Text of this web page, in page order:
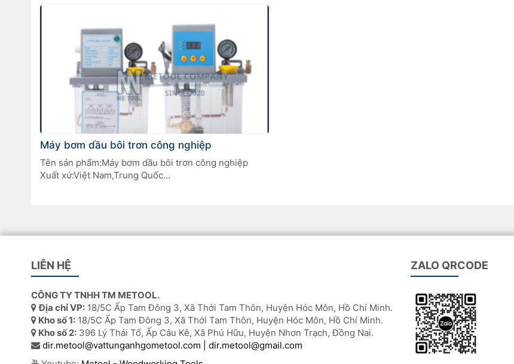
Máy bơm dầu bôi trơn công nghiệp
Tên sản phẩm:Máy bơm dầu bôi trơn công nghiệp
Xuất xứ:Việt Nam,Trung Quốc
LIÊN HỆ
CÔNG TY TNHH TM METOOL.
Địa chỉ VP: 18/5C Ấp Tam Đông 3, Xã Thới Tam Thôn, Huyện Hóc Môn, Hồ Chí Minh.
Kho số 1: 18/5C Ấp Tam Đông 3, Xã Thới Tam Thôn, Huyện Hóc Môn, Hồ Chí Minh.
Kho số 2: 396 Lý Thái Tổ, Ấp Câu Kê, Xã Phú Hữu, Huyện Nhơn Trạch, Đồng Nai.
dir.metool@vattunganhgometool.com | dir.metool@gmail.com
ZALO QRCODE